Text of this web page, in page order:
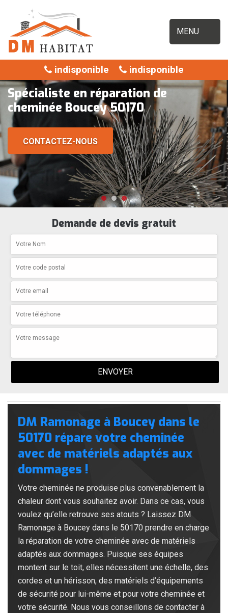
MENU
indisponible indisponible
Spécialiste en réparation de
cheminée Boucey 50170
CONTACTEZ-NOUS
Demande de devis gratuit
DM Ramonage à Boucey dans le
50170 répare votre cheminée
avec de matériels adaptés aux
dommages !
Votre cheminée ne produise plus convenablement la
chaleur dont vous souhaitez avoir. Dans ce cas, vous
voulez qu’elle retrouve ses atouts ? Laissez DM
Ramonage à Boucey dans le 50170 prendre en charge
la réparation de votre cheminée avec de matériels
adaptés aux dommages. Puisque ses équipes
montent sur le toit, elles nécessitent une échelle, des
cordes et un hérisson, des matériels d’équipements
de sécurité pour lui-même et pour votre cheminée et
votre sécurité. Nous vous conseillons de contacter à